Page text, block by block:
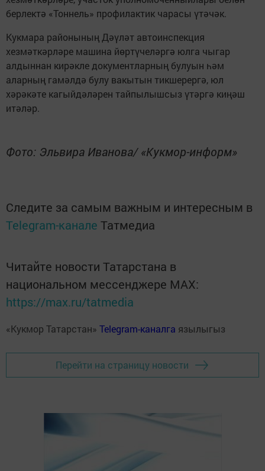
берлектә «Тоннель» профилактик чарасы үтәчәк.
Кукмара районының Дәүләт автоинспекция
хезмәткәрләре машина йөртүчеләргә юлга чыгар
алдыннан кирәкле документларның булуын һәм
аларның гамәлдә булу вакытын тикшерергә, юл
хәрәкәте кагыйдәләрен тайпылышсыз үтәргә киңәш
итәләр.
Фото: Эльвира Иванова/ «Кукмор-информ»
Следите за самым важным и интересным в
Telegram-канале Татмедиа
Читайте новости Татарстана в
национальном мессенджере MАХ:
https://max.ru/tatmedia
«Кукмор Татарстан» Telegram-каналга язылыгыз
Перейти на страницу новости